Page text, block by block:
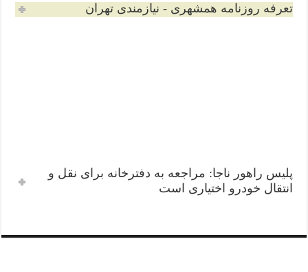
تعرفه روزنامه همشهری - نیازمندی تهران
پلیس راهور ناجا: مراجعه به دفترخانه برای نقل و
انتقال خودرو اختیاری است